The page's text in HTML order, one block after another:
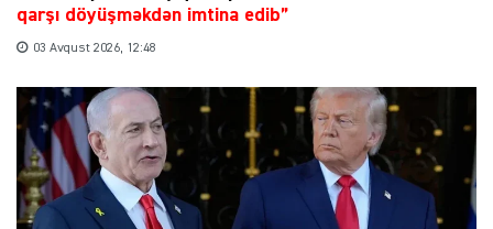
qarşı döyüşməkdən imtina edib”
03 Avqust 2026, 12:48